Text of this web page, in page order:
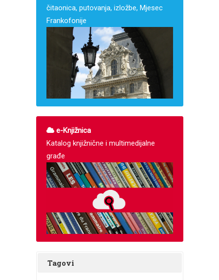
čitaonica, putovanja, izložbe, Mjesec
Frankofonije
e-Knjižnica
Katalog knjižnične i multimedijalne
građe
Tagovi